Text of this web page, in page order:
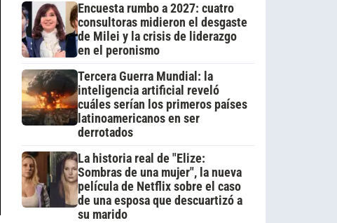
Encuesta rumbo a 2027: cuatro
consultoras midieron el desgaste
de Milei y la crisis de liderazgo
en el peronismo
Tercera Guerra Mundial: la
inteligencia artificial reveló
cuáles serían los primeros países
latinoamericanos en ser
derrotados
La historia real de "Elize:
Sombras de una mujer", la nueva
película de Netflix sobre el caso
de una esposa que descuartizó a
su marido